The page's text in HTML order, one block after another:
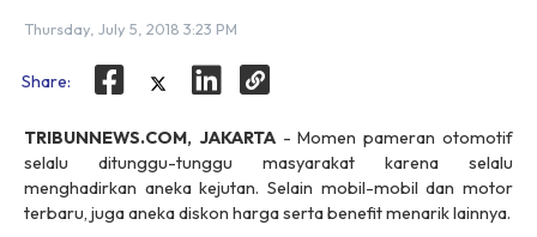
Thursday, July 5, 2018 3:23 PM
Share:
TRIBUNNEWS.COM, JAKARTA- Momen pameran otomotif
selalu ditunggu-tunggu masyarakat karena selalu
menghadirkan aneka kejutan. Selain mobil-mobil dan motor
terbaru, juga aneka diskon harga serta benefit menarik lainnya.